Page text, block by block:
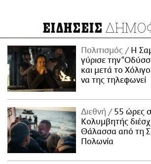
ΕΙΔΗΣΕΙΣ
Πολιτισμός
Η
γύρισε την
και μετά το
να της τηλεφωνεί
Διεθνή
55 ώρες
Κολυμβητής
Θάλασσα από τη
Πολωνία